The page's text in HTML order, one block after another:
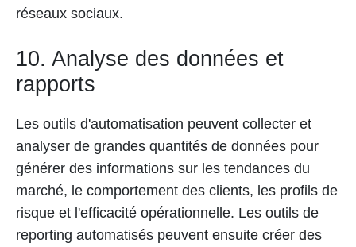
réseaux sociaux.
10. Analyse des données et
rapports
Les outils d'automatisation peuvent collecter et
analyser de grandes quantités de données pour
générer des informations sur les tendances du
marché, le comportement des clients, les profils de
risque et l'efficacité opérationnelle. Les outils de
reporting automatisés peuvent ensuite créer des